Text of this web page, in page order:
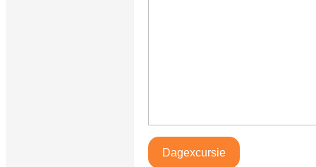
Dagexcursie